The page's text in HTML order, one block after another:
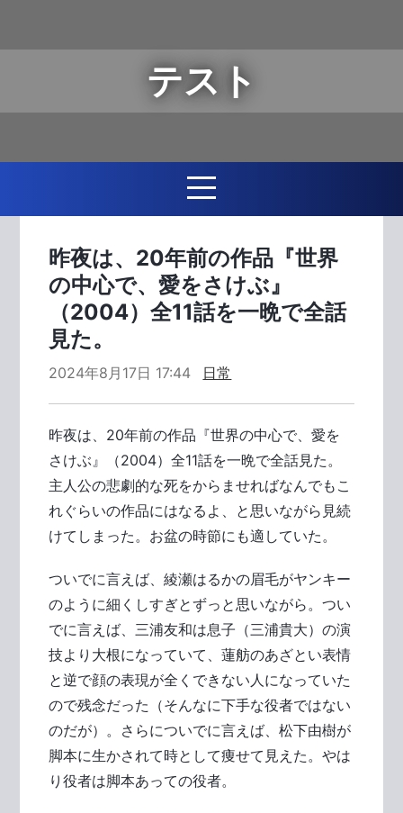
テスト
昨夜は、20年前の作品『世界
の中心で、愛をさけぶ』
（2004）全11話を一晩で全話
見た。
2024年8月17日 17:44 日常
昨夜は、20年前の作品『世界の中心で、愛を
さけぶ』（2004）全11話を一晩で全話見た。
主人公の悲劇的な死をからませればなんでもこ
れぐらいの作品にはなるよ、と思いながら見続
けてしまった。お盆の時節にも適していた。
ついでに言えば、綾瀬はるかの眉毛がヤンキー
のように細くしすぎとずっと思いながら。つい
でに言えば、三浦友和は息子（三浦貴大）の演
技より大根になっていて、蓮舫のあざとい表情
と逆で顔の表現が全くできない人になっていた
ので残念だった（そんなに下手な役者ではない
のだが）。さらについでに言えば、松下由樹が
脚本に生かされて時として痩せて見えた。やは
り役者は脚本あっての役者。